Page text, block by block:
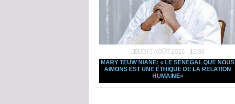
JEUDI 6 AOÛT 2026 - 15:38
MARY TEUW NIANE: « LE SÉNÉGAL QUE NOUS
AIMONS EST UNE ÉTHIQUE DE LA RELATION
HUMAINE»